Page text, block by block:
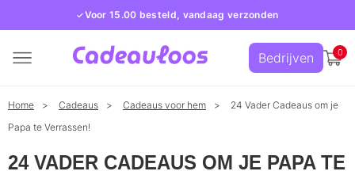
Voor 15.00 besteld, vandaag verzonden
Bedrijven 0
Home Cadeaus Cadeaus voor hem
24 Vader Cadeaus om je
Papa te Verrassen!
24 VADER CADEAUS OM JE PAPA TE